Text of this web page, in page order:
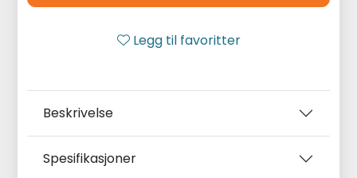
Legg til favoritter
Beskrivelse
Spesifikasjoner